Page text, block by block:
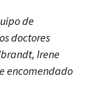
de
doctores
Irene
encomendado